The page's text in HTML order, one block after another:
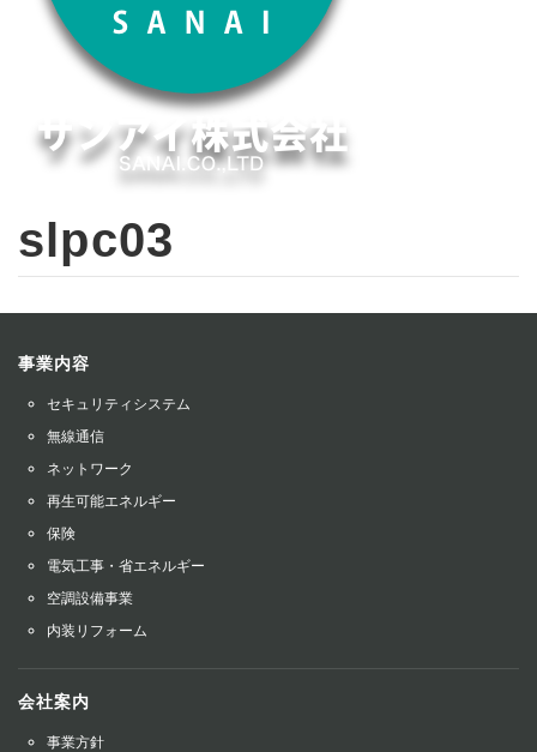
slpc03
事業内容
セキュリティシステム
無線通信
ネットワーク
再生可能エネルギー
保険
電気工事・省エネルギー
空調設備事業
内装リフォーム
会社案内
事業方針